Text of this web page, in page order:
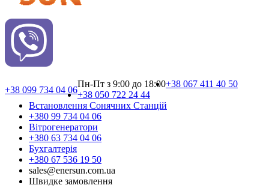
+38 099 734 04 06
Пн-Пт з 9:00 до 18:00+38 067 411 40 50
+38 050 722 24 44
Встановлення Сонячних Cтанцій
+380 99 734 04 06
Вітрогенератори
+380 63 734 04 06
Бухгалтерія
+380 67 536 19 50
sales@enersun.com.ua
Швидке замовлення